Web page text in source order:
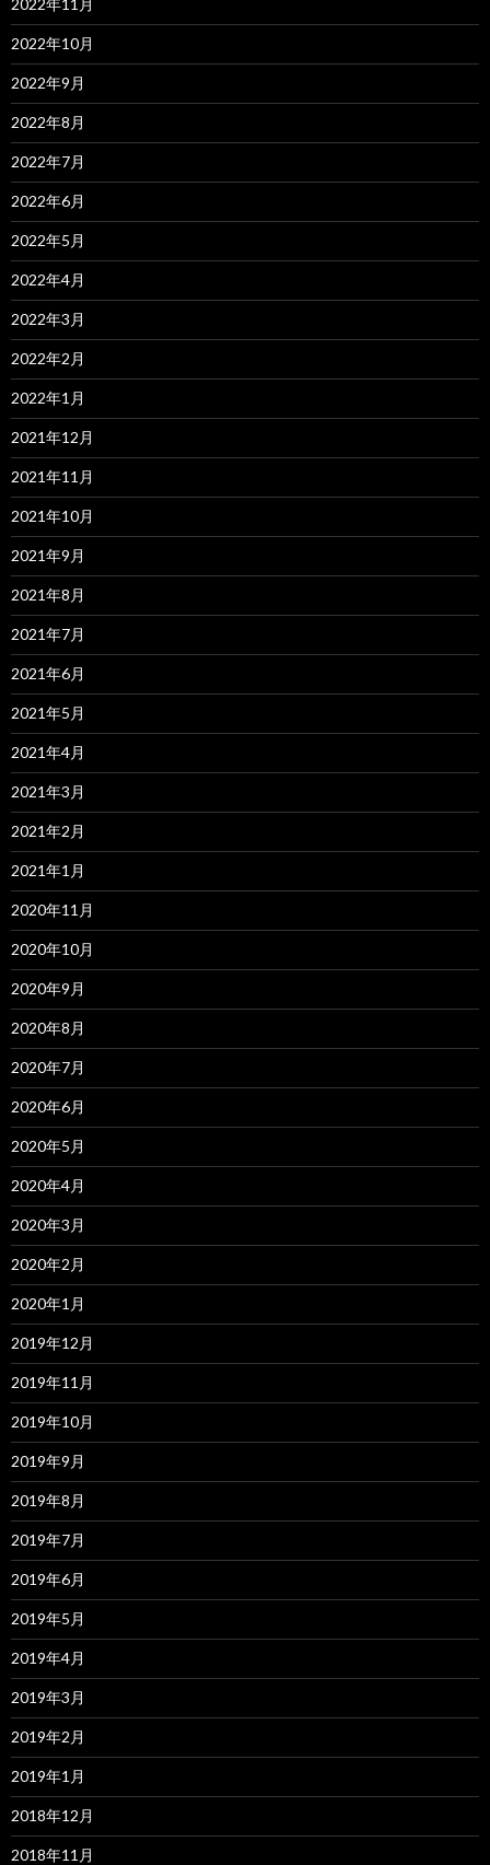
2022年11月
2022年10月
2022年9月
2022年8月
2022年7月
2022年6月
2022年5月
2022年4月
2022年3月
2022年2月
2022年1月
2021年12月
2021年11月
2021年10月
2021年9月
2021年8月
2021年7月
2021年6月
2021年5月
2021年4月
2021年3月
2021年2月
2021年1月
2020年11月
2020年10月
2020年9月
2020年8月
2020年7月
2020年6月
2020年5月
2020年4月
2020年3月
2020年2月
2020年1月
2019年12月
2019年11月
2019年10月
2019年9月
2019年8月
2019年7月
2019年6月
2019年5月
2019年4月
2019年3月
2019年2月
2019年1月
2018年12月
2018年11月